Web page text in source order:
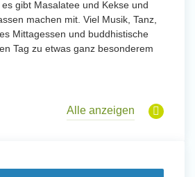
gibt Masalatee und Kekse und
machen mit. Viel Musik, Tanz,
Mittagessen und buddhistische
Tag zu etwas ganz besonderem
Alle anzeigen